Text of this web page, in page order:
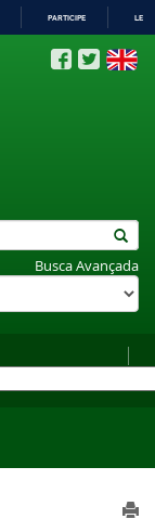
PARTICIPE
Busca Avançada